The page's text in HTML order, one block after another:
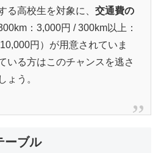
る高校生を対象に、 交通費の
：3,000円 / 300km以上：
円）が用意されていま
いる方はこのチャンスを逃さ
ょう。
ーブル